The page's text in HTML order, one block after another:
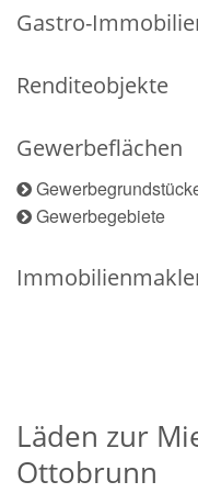
Gastro-
Renditeobjekte
Gewerbeflächen
Gewerbegebiete
Läden zur
Ottobrunn